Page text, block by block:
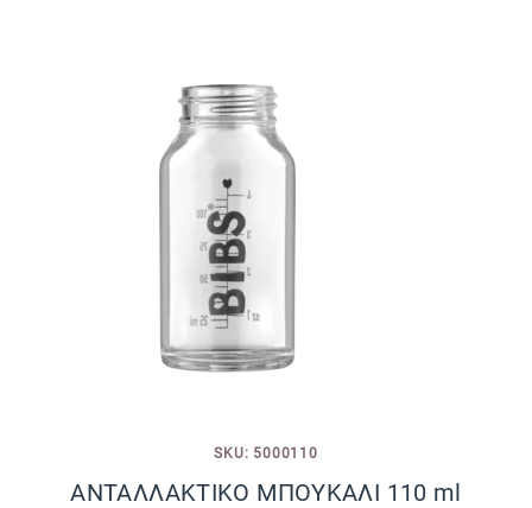
SKU: 5000110
ΑΝΤΑΛΛΑΚΤΙΚΟ ΜΠΟΥΚΑΛΙ 110 ml